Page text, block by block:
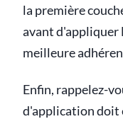
la première
avant d'appliquer
meilleure
Enfin, rappelez-
d'application doit